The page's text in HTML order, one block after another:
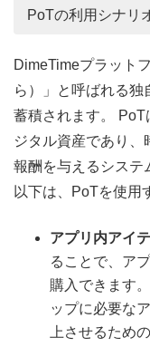
PoTの利用シナリ
DimeTimeプラット
ら）」と呼ばれる独
蓄積されます。
ジタル資産であり、
報酬を与えるシステ
以下は、PoTを使用
アプリ内アイ
ることで、ア
購入できます
ップに必要な
上させるため